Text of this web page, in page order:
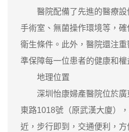
醫院配備了先進的醫療設
手術室、無菌操作環境等，
衛生條件。此外，醫院還注
準保障每一位患者的健康和權
地理位置
深圳怡康婦產醫院位於廣
東路1018號（原武漢大廈）
近，步行即到，交通便利，方